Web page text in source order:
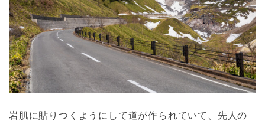
岩肌に貼りつくようにして道が作られていて、先人の